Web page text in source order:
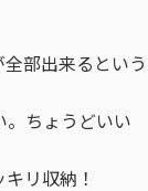
部出来るという
。ちょうどいい
リ収納！